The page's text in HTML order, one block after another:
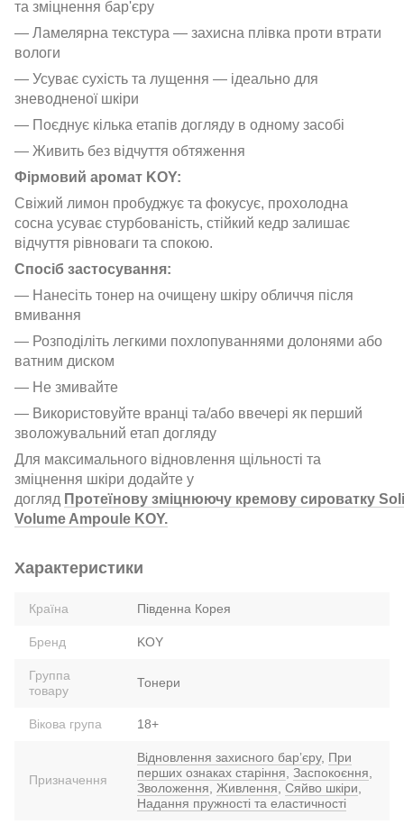
та зміцнення бар'єру
— Ламелярна текстура — захисна плівка проти втрати
вологи
— Усуває сухість та лущення — ідеально для
зневодненої шкіри
— Поєднує кілька етапів догляду в одному засобі
— Живить без відчуття обтяження
Фірмовий аромат KOY:
Свіжий лимон пробуджує та фокусує, прохолодна
сосна усуває стурбованість, стійкий кедр залишає
відчуття рівноваги та спокою.
Спосіб застосування:
— Нанесіть тонер на очищену шкіру обличчя після
вмивання
— Розподіліть легкими похлопуваннями долонями або
ватним диском
— Не змивайте
— Використовуйте вранці та/або ввечері як перший
зволожувальний етап догляду
Для максимального відновлення щільності та
зміцнення шкіри додайте у
догляд Протеїнову зміцнюючу кремову сироватку
Volume Ampoule KOY.
Характеристики
Країна Південна Корея
Бренд KOY
Группа
товару
Тонери
Вікова група 18+
Призначення
Відновлення захисного барʼєру, При
перших ознаках старіння Заспокоєння
Зволоження
Живлення Сяйво шкіри
Надання пружності та еластичності